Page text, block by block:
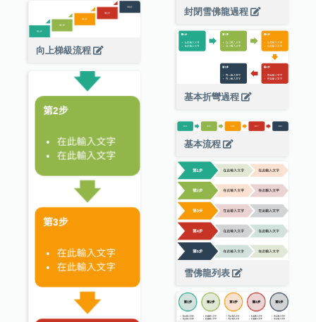
封閉雪佛龍過程
向上梯級流程
基本折彎過程
基本流程
雪佛龍列表